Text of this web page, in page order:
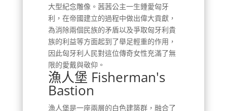
大型紀念雕像。茜茜公主一生鍾愛匈牙
利，在帝國建立的過程中做出偉大貢獻，
為消除兩個民族的矛盾以及爭取匈牙利貴
族的利益等方面起到了舉足輕重的作用，
因此匈牙利人民對這位傳奇女性充滿了無
限的愛戴與敬仰。
漁人堡 Fisherman's
Bastion
漁人堡是一座兩層的白色建築群，融合了